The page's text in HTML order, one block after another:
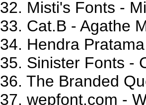
32. Misti's Fonts -
33. Cat.B - Agathe
34. Hendra Pratama
35. Sinister Fonts -
36. The Branded
37. wepfont.com -